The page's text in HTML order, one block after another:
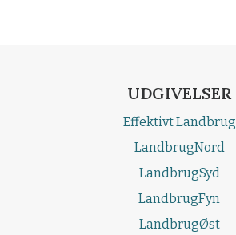
UDGIVELSER
Effektivt Landbrug
LandbrugNord
LandbrugSyd
LandbrugFyn
LandbrugØst